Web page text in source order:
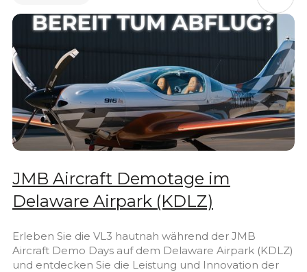
JMB Aircraft Demotage im
Delaware Airpark (KDLZ)
Erleben Sie die VL3 hautnah während der JMB
Aircraft Demo Days auf dem Delaware Airpark (KDLZ)
und entdecken Sie die Leistung und Innovation der